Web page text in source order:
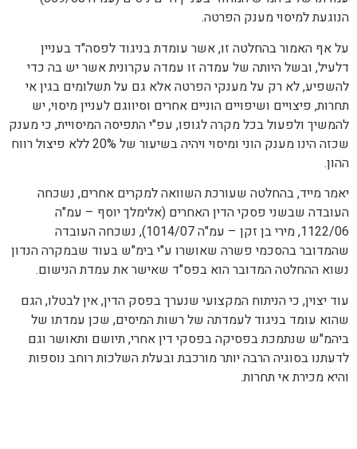
format_underlined הוסף קו תחתון לקישורים
לאפס
את
כל
האפשרויות
cached
הנוגעת למיסוי מענק הפרטה.
על אף האמור בהחלטה זו, אשר עומדת בניגוד לפסה"ד בעניין
דלעיל, ובשל היותה של עמדה זו עמדה עקרונית אשר יש בה כדי
להשפיע, לא רק על מענקי הפרטה אלא גם על תשלומים בגין אי
תחרות, פיצויים ושיפויים הוניים אחרים וסיווגם לעניין מיסוי, יש
להמשיך ולפעול בכל מקרה לגופו, עפ"י התפיסה המיסויית, כי מענק
שכזה הינו מענק הוני ומיסוי ויהיה בשיעור של 20% ללא פיצול רווח
ההון.
יאמר מייד, בהחלטה שעורכת השוואה למקרים אחרים, נשכחה
העובדה שבשני פסקי הדין האחרים (אלימלך יוסף – עמ"ה
1122/06, מירי בן זקן – עמ"ה 1014/07), נשכחה העובדה
שהמדובר בהסכמי פשרה שאושרו ע"י בימ"ש בעוד שבמקרה הנדון
נשוא ההחלטה המדובר הוא בפס"ד שאישר את עמדת הנישום.
עוד יצוין, כי הניתוח המקצועי שנערך בפסק הדין, אין לבטלו, הגם
שהוא עומד בניגוד לעמדתה של רשות המיסים, שכן עמדתו של
ביהמ"ש שנתמכת בפסיקה בפסקי דין אחרי, תיושם ותאושר וגם
לדעתנו בסוגיה הרבה יותר מורכבת ובעלת השלכות רוחב נוספות
והיא מכירת אי תחרות.